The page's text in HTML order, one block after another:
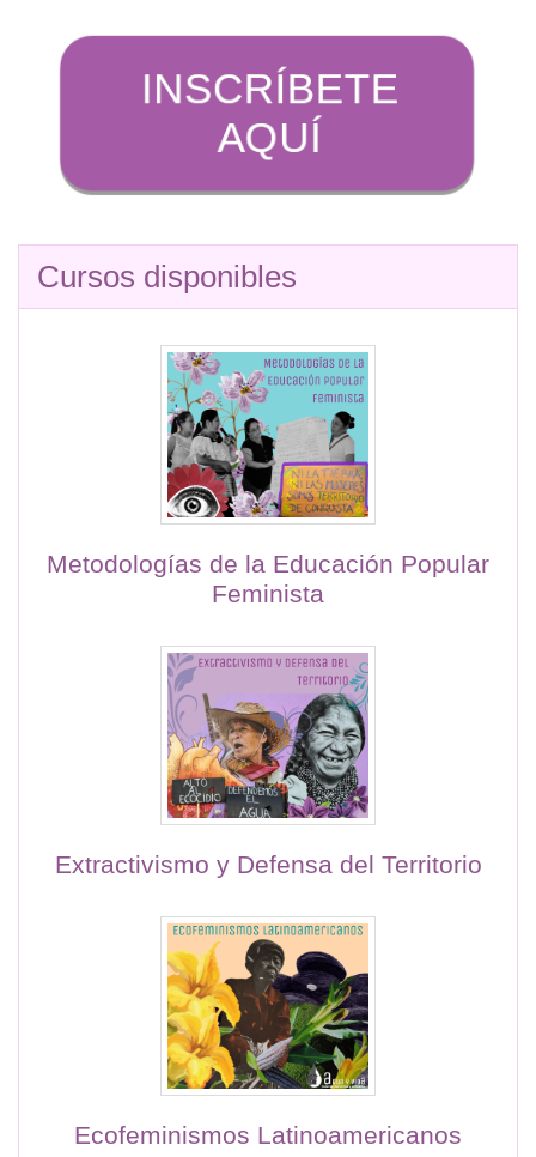
Cursos disponibles
Metodologías de la Educación Popular
Feminista
Extractivismo y Defensa del Territorio
Ecofeminismos Latinoamericanos